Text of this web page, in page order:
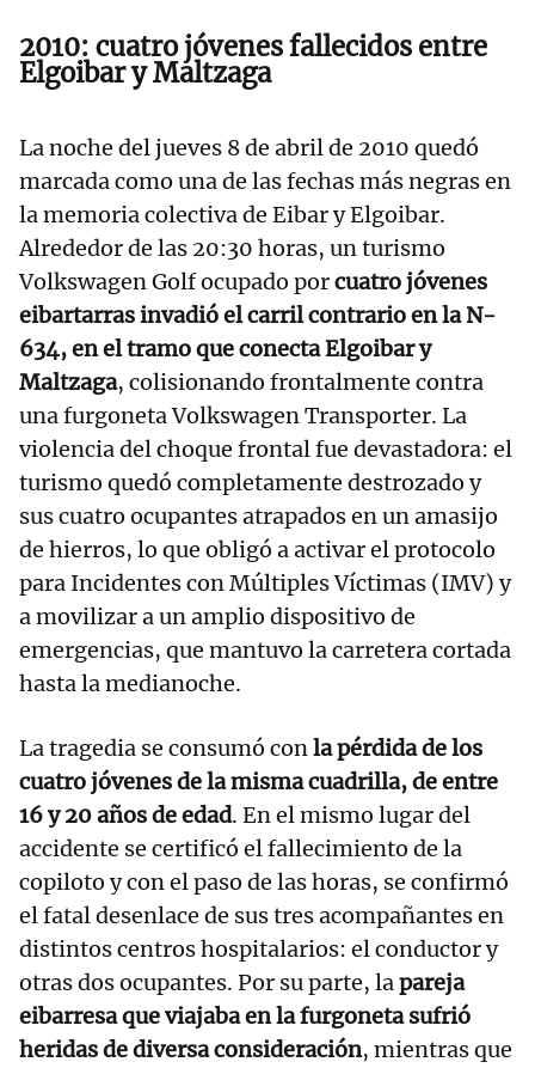
2010: cuatro jóvenes fallecidos entre
Elgoibar y Maltzaga
La noche del jueves 8 de abril de 2010 quedó
marcada como una de las fechas más negras en
la memoria colectiva de Eibar y Elgoibar.
Alrededor de las 20:30 horas, un turismo
Volkswagen Golf ocupado porcuatro jóvenes
eibartarras invadió el carril contrario en la N-
634, en el tramo que conecta Elgoibar y
Maltzaga, colisionando frontalmente contra
una furgoneta Volkswagen Transporter. La
violencia del choque frontal fue devastadora: el
turismo quedó completamente destrozado y
sus cuatro ocupantes atrapados en un amasijo
de hierros, lo que obligó a activar el protocolo
para Incidentes con Múltiples Víctimas (IMV) y
a movilizar a un amplio dispositivo de
emergencias, que mantuvo la carretera cortada
hasta la medianoche.
La tragedia se consumó conla pérdida de los
cuatro jóvenes de la misma cuadrilla, de entre
16 y 20 años de edad. En el mismo lugar del
accidente se certificó el fallecimiento de la
copiloto y con el paso de las horas, se confirmó
el fatal desenlace de sus tres acompañantes en
distintos centros hospitalarios: el conductor y
otras dos ocupantes. Por su parte, lapareja
eibarresa que viajaba en la furgoneta sufrió
heridas de diversa consideración, mientras que